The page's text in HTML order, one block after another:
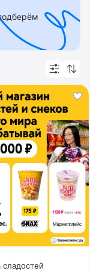
и обучении
сырья и
популярные
отзывами.